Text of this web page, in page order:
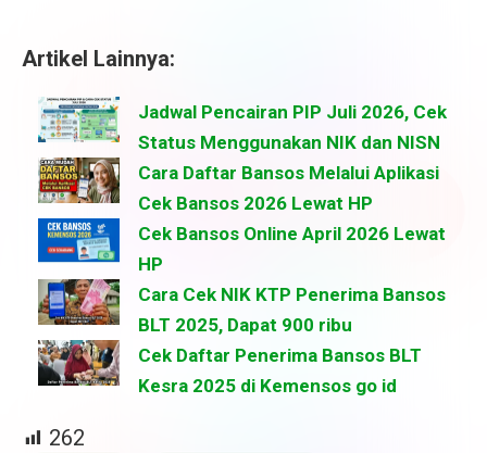
Artikel Lainnya:
Jadwal Pencairan PIP Juli 2026, Cek
Status Menggunakan NIK dan NISN
Cara Daftar Bansos Melalui Aplikasi
Cek Bansos 2026 Lewat HP
Cek Bansos Online April 2026 Lewat
HP
Cara Cek NIK KTP Penerima Bansos
BLT 2025, Dapat 900 ribu
Cek Daftar Penerima Bansos BLT
Kesra 2025 di Kemensos go id
262